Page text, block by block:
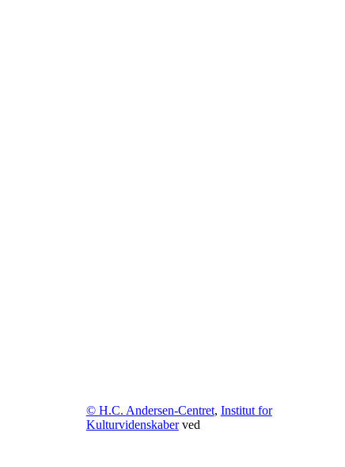
© H.C. Andersen-Centret, Institut for
Kulturvidenskaberved